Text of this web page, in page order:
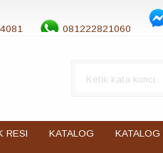
081222821060
RESI KATALOG